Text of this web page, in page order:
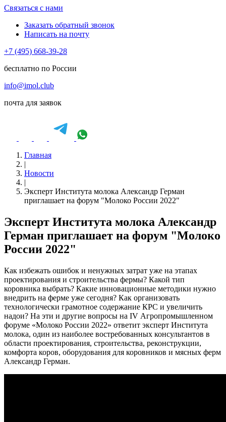
Связаться с нами
Заказать обратный звонок
Написать на почту
+7 (495) 668-39-28
бесплатно по России
info@imol.club
почта для заявок
Главная
|
Новости
|
Эксперт Института молока Александр Герман
приглашает на форум "Молоко России 2022"
Эксперт Института молока Александр
Герман приглашает на форум "Молоко
России 2022"
Как избежать ошибок и ненужных затрат уже на этапах
проектирования и строительства фермы? Какой тип
коровника выбрать? Какие инновационные методики нужно
внедрить на ферме уже сегодня? Как организовать
технологически грамотное содержание КРС и увеличить
надои? На эти и другие вопросы на IV Агропромышленном
форуме «Молоко России 2022» ответит эксперт Института
молока, один из наиболее востребованных консультантов в
области проектирования, строительства, реконструкции,
комфорта коров, оборудования для коровников и мясных ферм
Александр Герман.